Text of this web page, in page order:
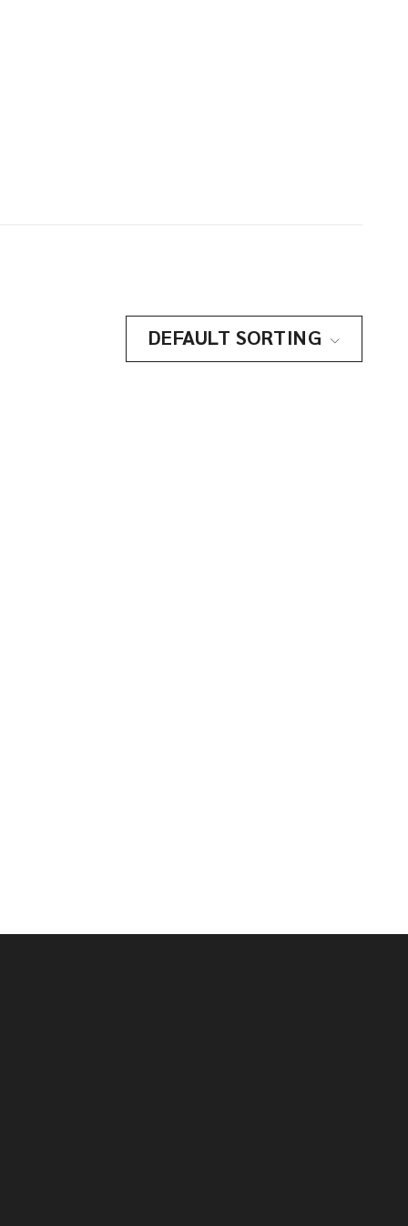
DEFAULT SORTING